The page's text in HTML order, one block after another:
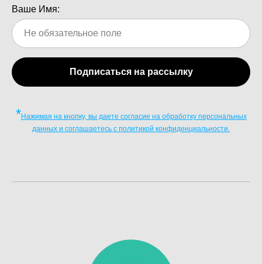
Ваше Имя:
Подписаться на рассылку
*Нажимая на кнопку, вы даете согласие на обработку персональных
данных и соглашаетесь c политикой конфиденциальности.